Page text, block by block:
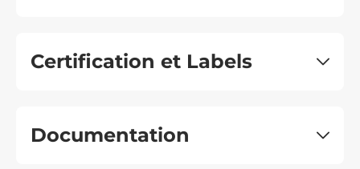
Certification et Labels
Documentation